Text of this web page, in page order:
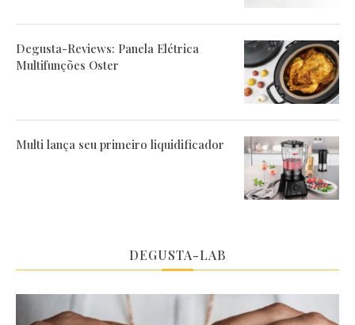
Degusta-Reviews: Panela Elétrica
Multifunções Oster
Multi lança seu primeiro liquidificador
DEGUSTA-LAB